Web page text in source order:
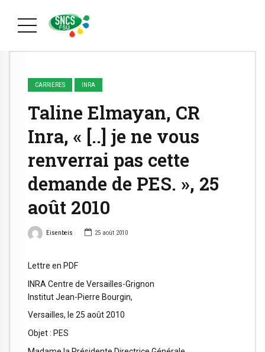
CARRIERES INRA
Taline Elmayan, CR
Inra, « [..] je ne vous
renverrai pas cette
demande de PES. », 25
août 2010
Eisenbeis 25 août 2010
Lettre en PDF
INRA Centre de Versailles-Grignon
Institut Jean-Pierre Bourgin,
Versailles, le 25 août 2010
Objet : PES